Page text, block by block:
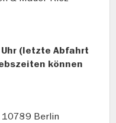
(letzte Abfahrt
können
10789 Berlin